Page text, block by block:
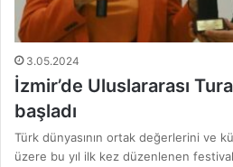
3.05.2024
İzmir’de Uluslararası
başladı
Türk dünyasının ortak değerlerini ve
üzere bu yıl ilk kez düzenlenen